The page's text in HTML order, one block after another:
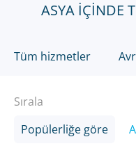
ASYA IÇINDE
Tüm hizmetler
Sırala
Popülerliğe göre